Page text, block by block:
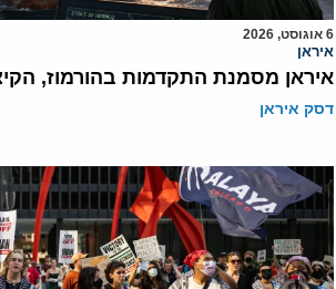
6 אוגוסט, 2026
איראן
איראן מסמנת התקדמות בהורמוז,
דסק איראן